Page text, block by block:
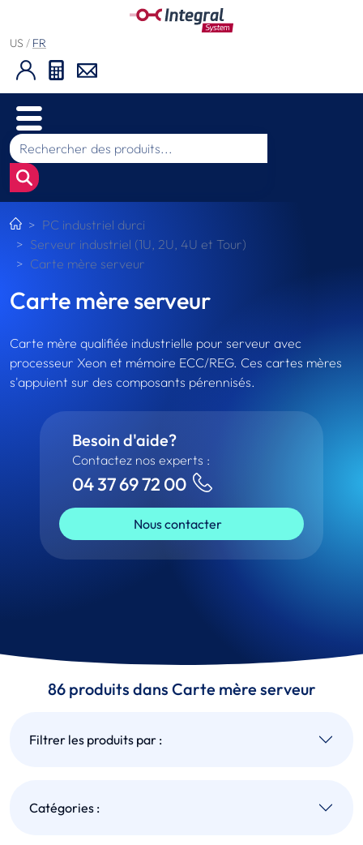
US / FR
PC industriel durci
Serveur industriel (1U, 2U, 4U et Tour)
Carte mère serveur
Carte mère serveur
Carte mère qualifiée industrielle pour serveur avec
processeur Xeon et mémoire ECC/REG. Ces cartes mères
s'appuient sur des composants pérennisés.
Besoin d'aide?
Contactez nos experts :
04 37 69 72 00
Nous contacter
86 produits dans Carte mère serveur
Filtrer les produits par :
Catégories :